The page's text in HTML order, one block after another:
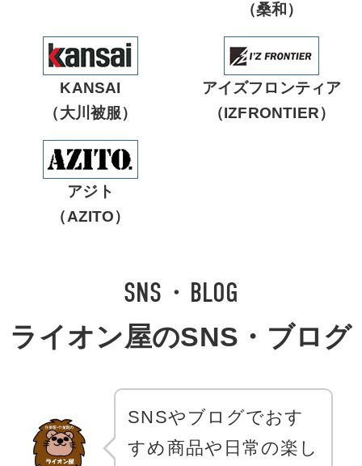
（桑和）
KANSAI
（大川被服）
アイズフロンティア
（IZFRONTIER）
アジト
（AZITO）
SNS・BLOG
ライオン屋のSNS・ブログ
SNSやブログでおす
すめ商品や日常の楽し